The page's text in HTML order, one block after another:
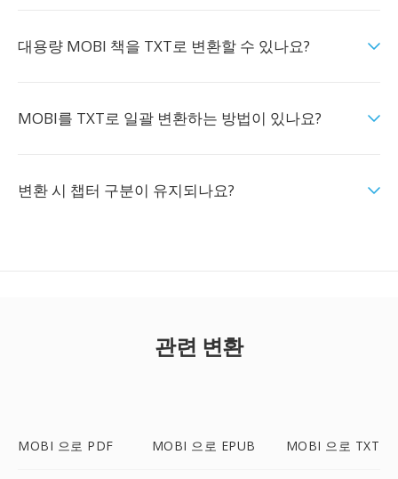
대용량 MOBI 책을 TXT로 변환할 수 있나요?
MOBI를 TXT로 일괄 변환하는 방법이 있나요?
변환 시 챕터 구분이 유지되나요?
관련 변환
MOBI 으로 PDF MOBI 으로 EPUB MOBI 으로 TXT